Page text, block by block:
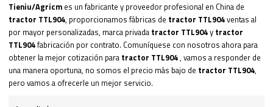
Tieniu/Agricm es un fabricante y proveedor profesional en China de
tractor TTL904, proporcionamos fábricas de tractor TTL904ventas al
por mayor personalizadas, marca privada tractor TTL904y tractor
TTL904fabricación por contrato. Comuníquese con nosotros ahora para
obtener la mejor cotización para tractor TTL904, vamos a responder de
una manera oportuna, no somos el precio más bajo de tractor TTL904,
pero vamos a ofrecerle un mejor servicio.